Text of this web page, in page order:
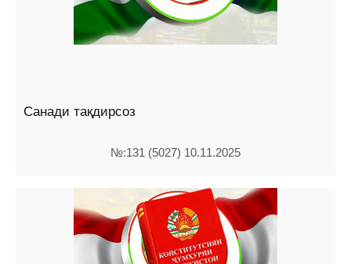
Санади тақдирсоз
№:131 (5027) 10.11.2025